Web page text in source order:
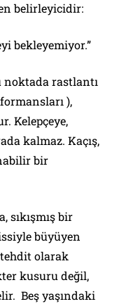
belirleyicidir:
bekleyemiyor.”
noktada rastlantı
),
Kelepçeye,
kalmaz. Kaçış,
bir
sıkışmış bir
büyüyen
olarak
kusuru değil,
Beş yaşındaki